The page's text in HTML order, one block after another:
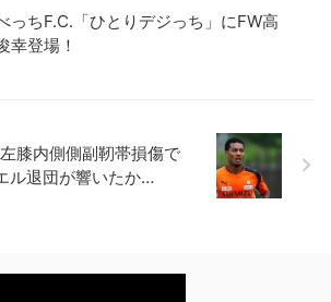
っちF.C.「ひとりデジっち」にFW高
幸登場！
膝内側側副靭帯損傷で
ル退団が響いたか…